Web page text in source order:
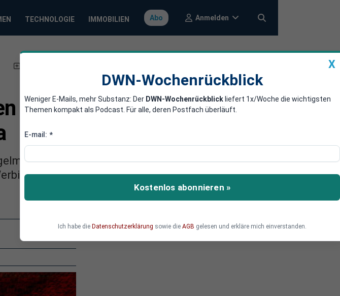
TECHNOLOGIE IMMOBILIEN Abo Anmelden
Dialog ab - aber US-
stattfindender Gespräche mit den
zwischen beiden Ländern derzeit
X
DWN-Wochenrückblick
Weniger E-Mails, mehr Substanz: Der DWN-Wochenrückblick liefert 1x/Woche die wichtigsten
Themen kompakt als Podcast. Für alle, deren Postfach überläuft.
E-mail: *
Kostenlos abonnieren »
Ich habe die Datenschutzerklärung sowie die AGB gelesen und erkläre mich einverstanden.